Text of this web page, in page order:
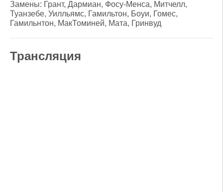
Замены: Грант, Дармиан, Фосу-Менса, Митчелл,
Туанзебе, Уилльямс, Гамильтон, Боуи, Гомес,
Гамильнтон, МакТоминей, Мата, Гринвуд
Трансляция